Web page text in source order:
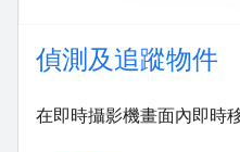
偵測及追蹤物件
在即時攝影機畫面內即時